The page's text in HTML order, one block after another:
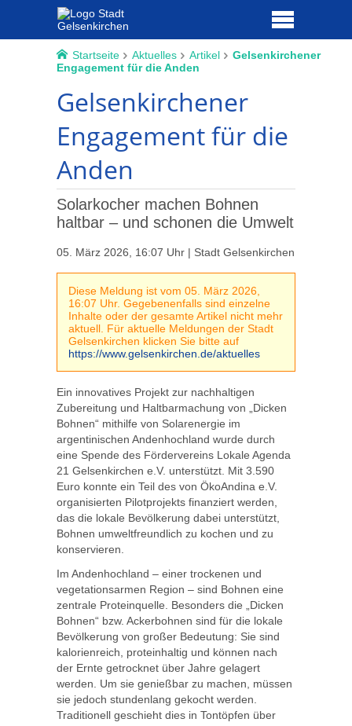
Startseite Aktuelles Artikel
Gelsenkirchener
Engagement für die Anden
Gelsenkirchener
Engagement für die
Anden
Solarkocher machen Bohnen
haltbar – und schonen die Umwelt
05. März 2026, 16:07 Uhr | Stadt Gelsenkirchen
Diese Meldung ist vom 05. März 2026,
16:07 Uhr. Gegebenenfalls sind einzelne
Inhalte oder der gesamte Artikel nicht mehr
aktuell. Für aktuelle Meldungen der Stadt
Gelsenkirchen klicken Sie bitte auf
https://www.gelsenkirchen.de/aktuelles
Ein innovatives Projekt zur nachhaltigen
Zubereitung und Haltbarmachung von „Dicken
Bohnen“ mithilfe von Solarenergie im
argentinischen Andenhochland wurde durch
eine Spende des Fördervereins Lokale Agenda
21 Gelsenkirchen e.V. unterstützt. Mit 3.590
Euro konnte ein Teil des von ÖkoAndina e.V.
organisierten Pilotprojekts finanziert werden,
das die lokale Bevölkerung dabei unterstützt,
Bohnen umweltfreundlich zu kochen und zu
konservieren.
Im Andenhochland – einer trockenen und
vegetationsarmen Region – sind Bohnen eine
zentrale Proteinquelle. Besonders die „Dicken
Bohnen“ bzw. Ackerbohnen sind für die lokale
Bevölkerung von großer Bedeutung: Sie sind
kalorienreich, proteinhaltig und können nach
der Ernte getrocknet über Jahre gelagert
werden. Um sie genießbar zu machen, müssen
sie jedoch stundenlang gekocht werden.
Traditionell geschieht dies in Tontöpfen über